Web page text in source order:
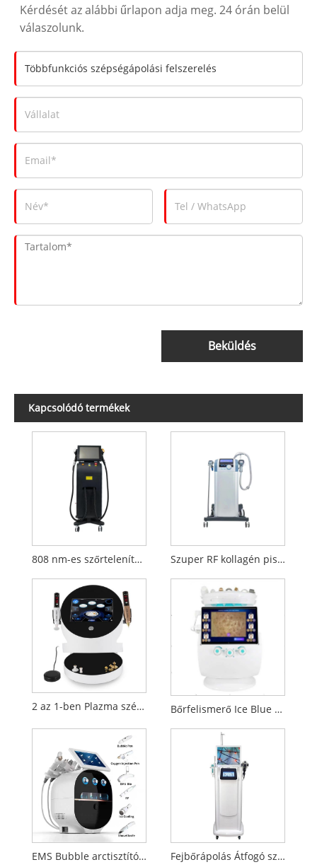
Kérdését az alábbi űrlapon adja meg. 24 órán belül
válaszolunk.
Beküldés
Kapcsolódó termékek
808 nm-es szőrtelenítő szépségápolási felszerelés Szuper RF kollagén pisztoly szépségápolási felszerelés
2 az 1-ben Plazma szépségápolási felszerelés Bőrfelismerő Ice Blue Plus arcszépítő felszerelés
EMS Bubble arctisztító szépségápolási felszerelés Fejbőrápolás Átfogó szépségápolási felszerelés